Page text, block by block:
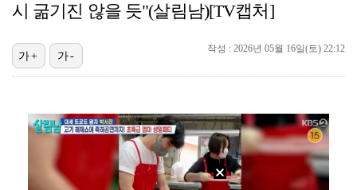
박지민 아나운서 "발리까지 갔는데…'피의 게임2' 출연…
'리그 2연패 정조준' 아스널, 뉴캐슬서 기마랑이스 영…
맨시티 마레스카 감독 "이강인은 훌륭한 선수…아틀레티코…
"언론사 대표·국회의원도"…최연청, 판사 남편까지 화려…
시 굶기진 않을 듯"(살림남)[TV캡처]
작성 : 2026년 05월 16일(토) 22:12
가+ 가-